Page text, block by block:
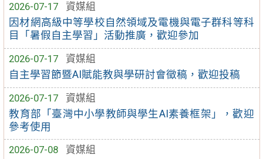
2026-07-17
資媒組
因材網高級中等學校自然領域及電機與電子群科等科
目「暑假自主學習」活動推廣，歡迎參加
2026-07-17
資媒組
自主學習節暨AI賦能教與學研討會徵稿，歡迎投稿
2026-07-17
資媒組
教育部「臺灣中小學教師與學生AI素養框架」，歡迎
參考使用
2026-07-08
資媒組